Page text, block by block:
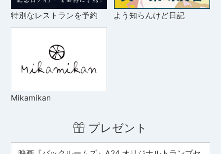
特別なレストランを予約 よう知らんけど日記
Mikamikan
プレゼント